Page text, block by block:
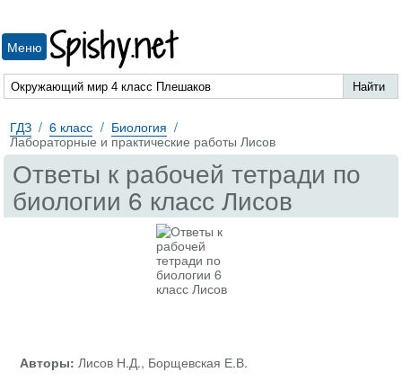
Меню Spishy.net
ГДЗ 6 класс
Биология
Лабораторные и практические работы Лисов
Ответы к рабочей тетради по
биологии 6 класс Лисов
Авторы: Лисов Н.Д., Борщевская Е.В.